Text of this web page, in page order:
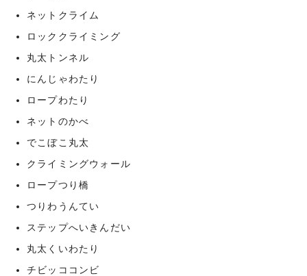
ネットクライム
ロッククライミング
丸太トンネル
にんじゃわたり
ロープわたり
ネットのかべ
でこぼこ丸太
クライミングウォール
ロープつり橋
つりわうんてい
ステップへいきんだい
丸太くいわたり
チビッココンビ